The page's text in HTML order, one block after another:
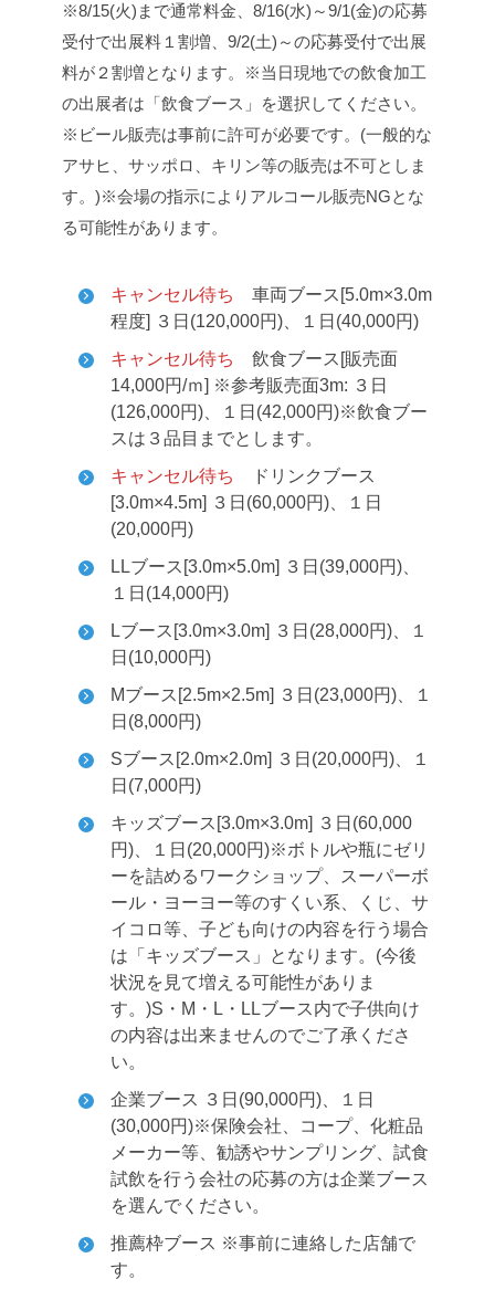
※8/15(火)まで通常料金、8/16(水)～9/1(金)の応募
受付で出展料１割増、9/2(土)～の応募受付で出展
料が２割増となります。
※当日現地での飲食加工
の出展者は「飲食ブース」を選択してください。
※ビール販売は事前に許可が必要です。(一般的な
アサヒ、サッポロ、キリン等の販売は不可としま
す。)※会場の指示によりアルコール販売NGとな
る可能性があります。
キャンセル待ち 車両ブース[5.0m×3.0m
程度] ３日(120,000円)、１日(40,000円)
キャンセル待ち 飲食ブース[販売面
14,000円/ｍ] ※参考販売面3m: ３日
(126,000円)、１日(42,000円)※飲食ブー
スは３品目までとします。
キャンセル待ち
ドリンクブース
[3.0m×4.5m] ３日(60,000円)、１日
(20,000円)
LLブース[3.0m×5.0m] ３日(39,000円)、
１日(14,000円)
Lブース[3.0m×3.0m] ３日(28,000円)、１
日(10,000円)
Mブース[2.5m×2.5m] ３日(23,000円)、１
日(8,000円)
Sブース[2.0m×2.0m] ３日(20,000円)、１
日(7,000円)
キッズブース[3.0m×3.0m] ３日(60,000
円)、１日(20,000円)※ボトルや瓶にゼリ
ーを詰めるワークショップ、スーパーボ
ール・ヨーヨー等のすくい系、くじ、サ
イコロ等、子ども向けの内容を行う場合
は「キッズブース」となります。(今後
状況を見て増える可能性がありま
す。)S・M・L・LLブース内で子供向け
の内容は出来ませんのでご了承くださ
い。
企業ブース ３日(90,000円)、１日
(30,000円)※保険会社、コープ、化粧品
メーカー等、勧誘やサンプリング、試食
試飲を行う会社の応募の方は企業ブース
を選んでください。
推薦枠ブース ※事前に連絡した店舗で
す。